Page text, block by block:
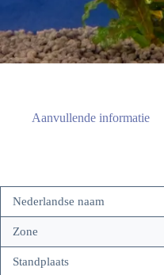
Aanvullende informatie
Nederlandse naam
Zone
Standplaats